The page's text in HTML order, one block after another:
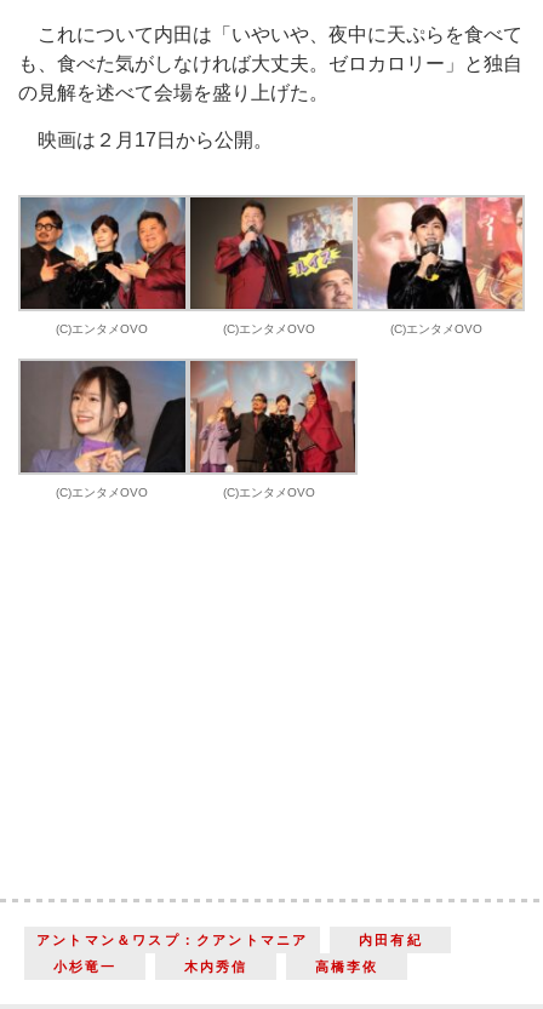
これについて内田は「いやいや、夜中に天ぷらを食べて
も、食べた気がしなければ大丈夫。ゼロカロリー」と独自
の見解を述べて会場を盛り上げた。
映画は２月17日から公開。
(C)エンタメOVO (C)エンタメOVO (C)エンタメOVO
(C)エンタメOVO (C)エンタメOVO
アントマン＆ワスプ：クアントマニア
内田有紀
小杉竜一
木内秀信 高橋李依